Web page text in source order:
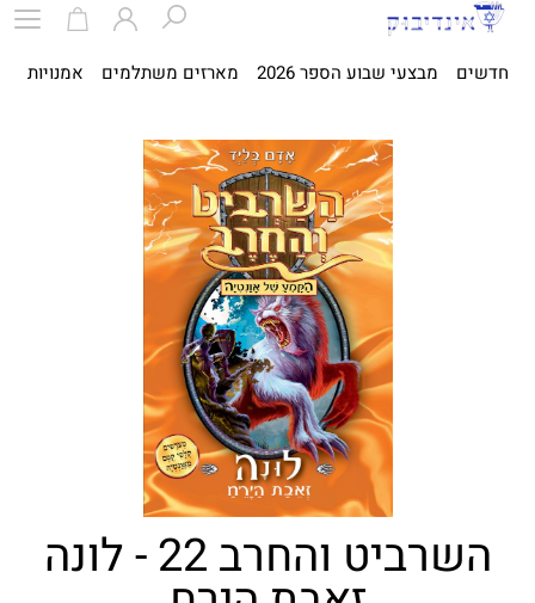
חדשים מבצעי שבוע הספר 2026 מארזים משתלמים אמנויות
השרביט והחרב 22 - לונה